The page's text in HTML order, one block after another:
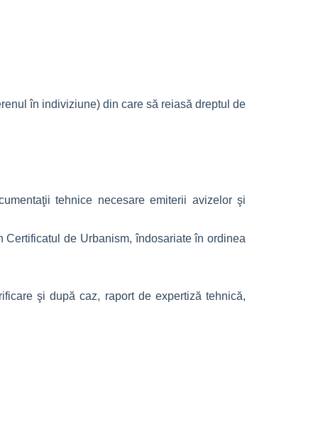
în indiviziune) din care să reiasă dreptul de
tehnice necesare emiterii avizelor şi
de Urbanism, îndosariate în ordinea
şi după caz, raport de expertiză tehnică,